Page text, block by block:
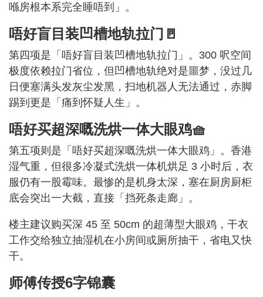
喺房根本系完全睡唔到」。
唔好盲目装凹槽地轨拉门🚪
第四项是「唔好盲目装凹槽地轨拉门」。300 呎空间
极度依赖拉门省位，但凹槽地轨绝对是噩梦，没过几
日便塞满头发灰尘发黑，扫地机器人无法通过，赤脚
踢到更是「痛到怀疑人生」。
唔好买超深嘅洗烘一体大眼鸡🧺
第五项则是「唔好买超深嘅洗烘一体大眼鸡」。香港
湿气重，但很多冷凝式洗烘一体机烘足 3 小时后，衣
服仍有一股霉味。最惨的是机身太深，塞在厨房厨柜
底会突出一大截，直接「挡死条走廊」。
楼主建议购买深 45 至 50cm 的超薄型大眼鸡，干衣
工作交给独立抽湿机在小房间或厕所抽干，省电又快
干。
师傅传授6字锦囊